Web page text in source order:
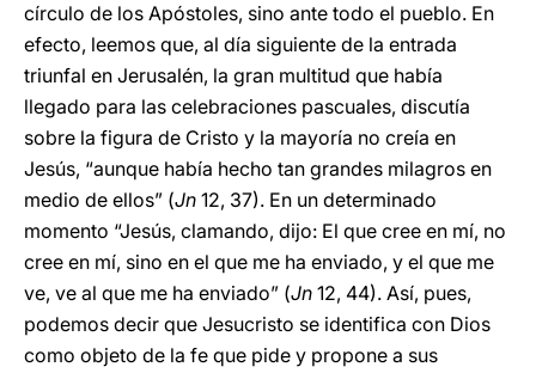
círculo de los Apóstoles, sino ante todo el pueblo. En
efecto, leemos que, al día siguiente de la entrada
triunfal en Jerusalén, la gran multitud que había
llegado para las celebraciones pascuales, discutía
sobre la figura de Cristo y la mayoría no creía en
Jesús, “aunque había hecho tan grandes milagros en
medio de ellos” (Jn 12, 37). En un determinado
momento “Jesús, clamando, dijo: El que cree en mí, no
cree en mí, sino en el que me ha enviado, y el que me
ve, ve al que me ha enviado” (Jn 12, 44). Así, pues,
podemos decir que Jesucristo se identifica con Dios
como objeto de la fe que pide y propone a sus